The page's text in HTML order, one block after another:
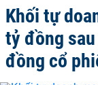
Khối tự
tỷ đồng
đồng cổ